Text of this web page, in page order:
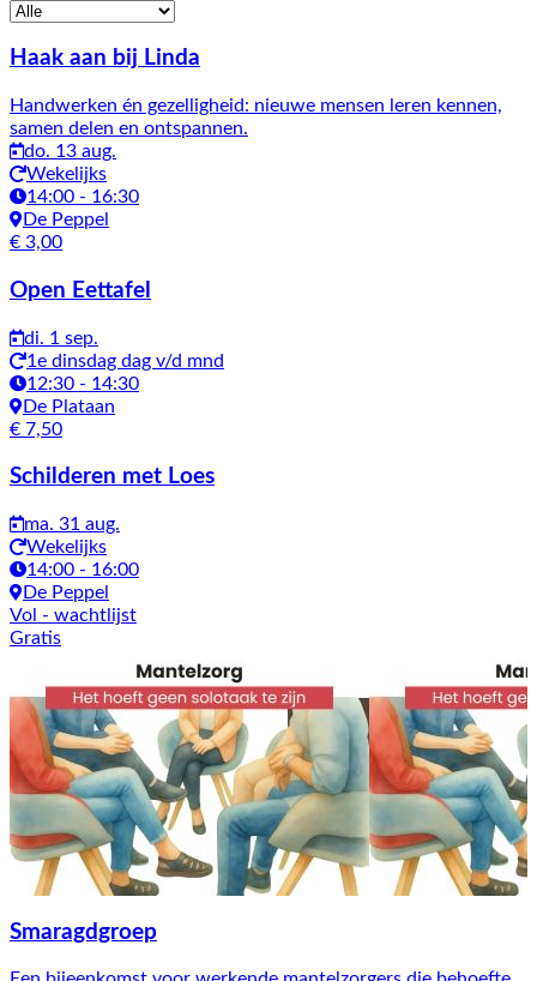
Activiteiten
Haak aan bij Linda
Handwerken én gezelligheid: nieuwe mensen leren kennen,
samen delen en ontspannen.
do. 13 aug.
Wekelijks
14:00 - 16:30
De Peppel
€ 3,00
Open Eettafel
di. 1 sep.
1e dinsdag dag v/d mnd
12:30 - 14:30
De Plataan
€ 7,50
Schilderen met Loes
ma. 31 aug.
Wekelijks
14:00 - 16:00
De Peppel
Vol - wachtlijst
Gratis
Smaragdgroep